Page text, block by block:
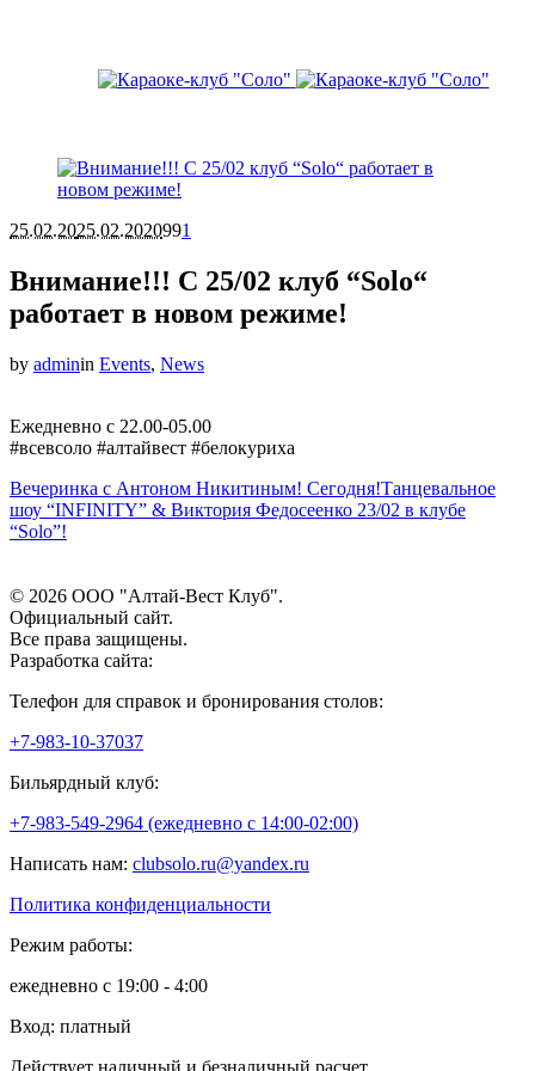
25.02.2025.02.2020991
Внимание!!! С 25/02 клуб “Solo“
работает в новом режиме!
by adminin Events, News
Ежедневно с 22.00-05.00
#всевсоло #алтайвест #белокуриха
Вечеринка с Антоном Никитиным! Сегодня!Танцевальное
шоу “INFINITY” & Виктория Федосеенко 23/02 в клубе
“Solo”!
© 2026 ООО "Алтай-Вест Клуб".
Официальный сайт.
Все права защищены.
Разработка сайта:
Телефон для справок и бронирования столов:
+7-983-10-37037
Бильярдный клуб:
+7-983-549-2964 (ежедневно c 14:00-02:00)
Написать нам: clubsolo.ru@yandex.ru
Политика конфиденциальности
Режим работы:
ежедневно с 19:00 - 4:00
Вход: платный
Действует наличный и безналичный расчет.